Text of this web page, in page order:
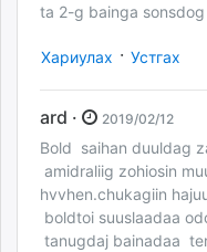
ta 2-g bainga
Хариулах · Устгах
ard · 2019/02/12
Bold saihan duuldag
amidraliig zohiosin
hvvhen.chukagiin
boldtoi suuslaadaa
tanugdaj bainadaa